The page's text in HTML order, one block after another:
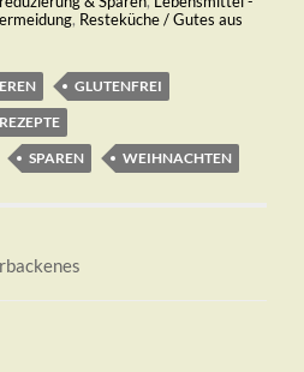
, Resteküche / Gutes aus
GLUTENFREI
REZEPTE
SPAREN WEIHNACHTEN